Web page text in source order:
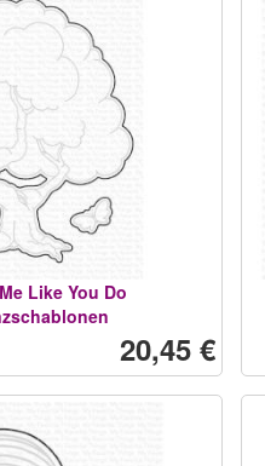
Like You Do
20,45 €